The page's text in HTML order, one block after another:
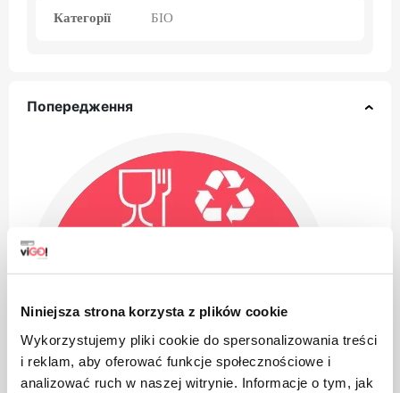
Niniejsza strona korzysta z plików cookie
Wykorzystujemy pliki cookie do spersonalizowania treści
i reklam, aby oferować funkcje społecznościowe i
analizować ruch w naszej witrynie. Informacje o tym, jak
Категорії БІО
Попередження